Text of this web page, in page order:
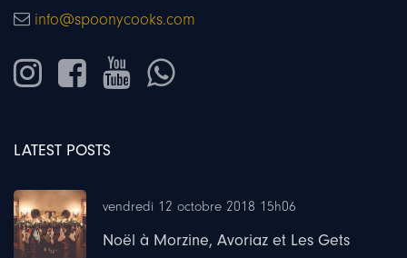
info@spoonycooks.com
LATEST POSTS
vendredi 12 octobre 2018 15h06
Noël à Morzine, Avoriaz et Les Gets